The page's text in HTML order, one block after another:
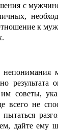
с
к
советы,
не
дайте ему